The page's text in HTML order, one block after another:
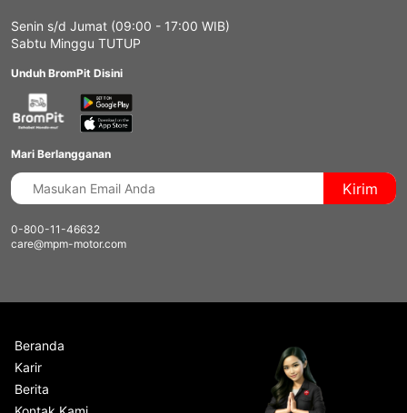
Senin s/d Jumat (09:00 - 17:00 WIB)
Sabtu Minggu TUTUP
Unduh BromPit Disini
Mari Berlangganan
Kirim
0-800-11-46632
care@mpm-motor.com
Beranda
Karir
Berita